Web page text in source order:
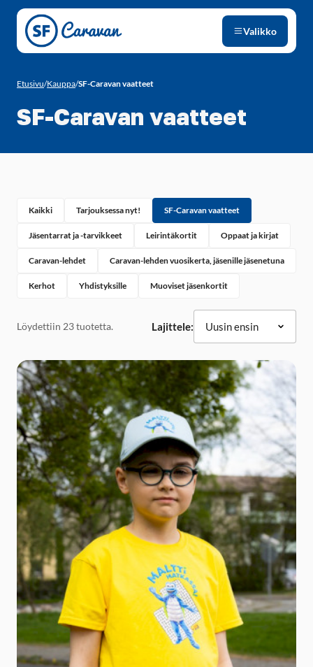
Siirry sivun sisältöön
Valikko
Etusivu/Kauppa/SF-Caravan vaatteet
SF-Caravan vaatteet
Kaikki Tarjouksessa nyt! SF-Caravan vaatteet
Jäsentarrat ja -tarvikkeet Leirintäkortit Oppaat ja kirjat
Caravan-lehdet Caravan-lehden vuosikerta, jäsenille jäsenetuna
Kerhot Yhdistyksille Muoviset jäsenkortit
Löydettiin 23 tuotetta. Lajittele: